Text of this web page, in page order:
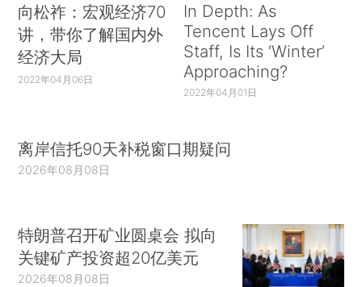
向松祚：宏观经济70
讲，带你了解国内外
经济大局
2022年04月06日
In Depth: As
Tencent Lays Off
Staff, Is Its ‘Winter’
Approaching?
2022年04月01日
离岸信托90天补税窗口期疑问
2026年08月08日
特朗普召开矿业圆桌会 拟向
关键矿产投资超20亿美元
2026年08月08日